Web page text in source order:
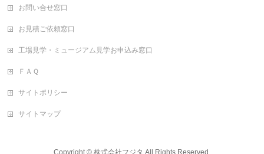
お問い合せ窓口
お見積ご依頼窓口
工場見学・ミュージアム見学お申込み窓口
ＦＡＱ
サイトポリシー
サイトマップ
Copyright © 株式会社フジタ All Rights Reserved.